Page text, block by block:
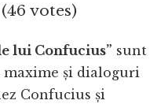
votes)
lui Confucius” sunt
și dialoguri
Confucius și